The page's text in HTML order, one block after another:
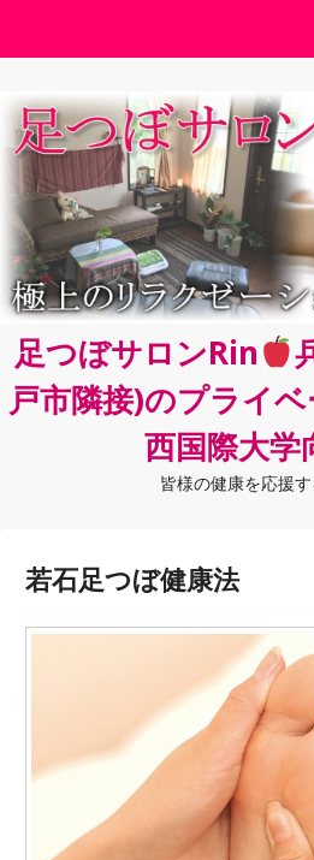
ン
ツ
へ
ス
キ
ッ
プ
足つぼサロンRin
戸市隣接)のプライ
西国際大学
皆様の健康を応援
若石足つぼ健康法